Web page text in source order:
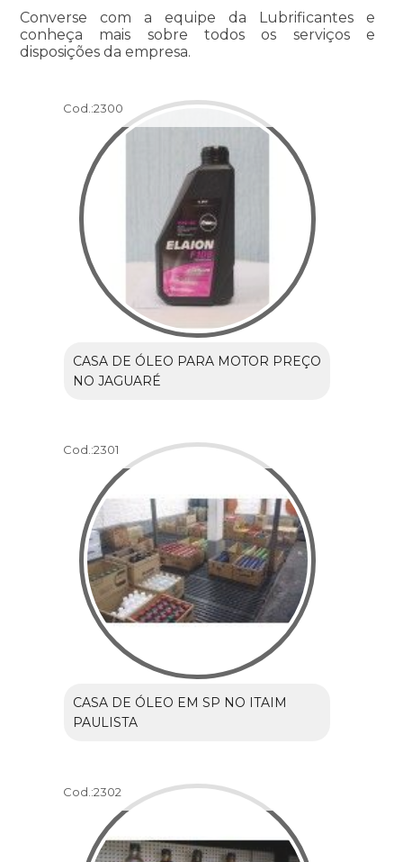
Converse com a equipe da Lubrificantes e
conheça mais sobre todos os serviços e
disposições da empresa.
Cod.:2300
CASA DE ÓLEO PARA MOTOR PREÇO
NO JAGUARÉ
Cod.:2301
CASA DE ÓLEO EM SP NO ITAIM
PAULISTA
Cod.:2302